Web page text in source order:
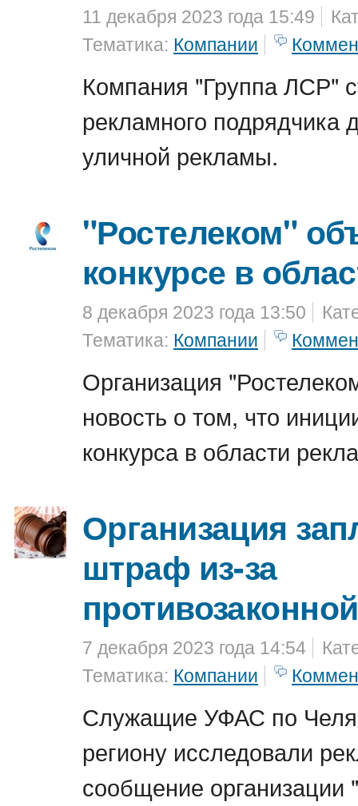
11 декабря 2023 года 15:49
Тематика: Компании
Компания "Группа ЛСР"
рекламного подрядчика
уличной рекламы.
"Ростелеком"
конкурсе в
8 декабря 2023 года 13:50
Тематика: Компании
Организация
новость о том, что
конкурса в области
Организация
штраф из-за
7 декабря 2023 года 14:54
Тематика: Компании
Служащие УФАС по
региону исследовали
сообщение организации